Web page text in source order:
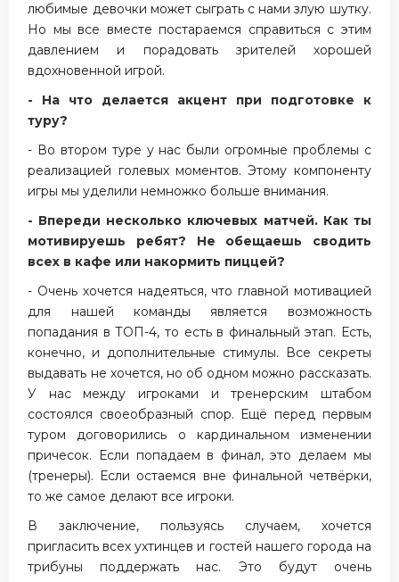
любимые девочки может сыграть с нами злую шутку.
Но мы все вместе постараемся справиться с этим
давлением и порадовать зрителей хорошей
вдохновенной игрой.
- На что делается акцент при подготовке к
туру?
- Во втором туре у нас были огромные проблемы с
реализацией голевых моментов. Этому компоненту
игры мы уделили немножко больше внимания.
- Впереди несколько ключевых матчей. Как ты
мотивируешь ребят? Не обещаешь сводить
всех в кафе или накормить пиццей?
- Очень хочется надеяться, что главной мотивацией
для нашей команды является возможность
попадания в ТОП-4, то есть в финальный этап. Есть,
конечно, и дополнительные стимулы. Все секреты
выдавать не хочется, но об одном можно рассказать.
У нас между игроками и тренерским штабом
состоялся своеобразный спор. Ещё перед первым
туром договорились о кардинальном изменении
причесок. Если попадаем в финал, это делаем мы
(тренеры). Если остаемся вне финальной четвёрки,
то же самое делают все игроки.
В заключение, пользуясь случаем, хочется
пригласить всех ухтинцев и гостей нашего города на
трибуны поддержать нас. Это будут очень